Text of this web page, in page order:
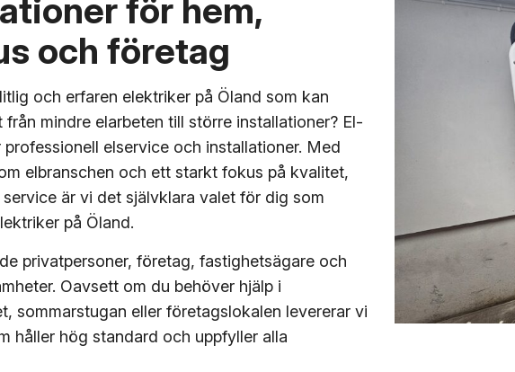
för hem,
och företag
och erfaren elektriker på Öland som kan
från mindre elarbeten till större installationer? El-
elservice och installationer. Med
elbranschen och ett starkt fokus på kvalitet,
är vi det självklara valet för dig som
på Öland.
privatpersoner, företag, fastighetsägare och
Oavsett om du behöver hjälp i
sommarstugan eller företagslokalen levererar vi
håller hög standard och uppfyller alla